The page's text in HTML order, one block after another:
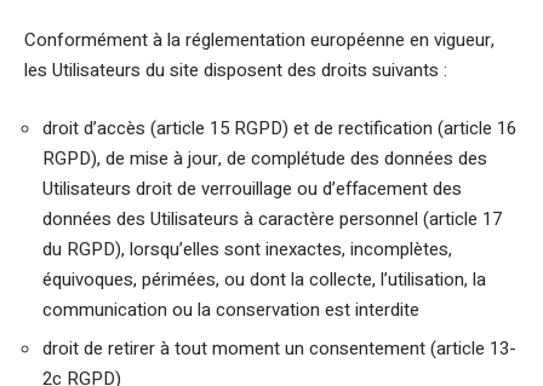
Conformément à la réglementation européenne en vigueur,
les Utilisateurs du site disposent des droits suivants :
droit d’accès (article 15 RGPD) et de rectification (article 16
RGPD), de mise à jour, de complétude des données des
Utilisateurs droit de verrouillage ou d’effacement des
données des Utilisateurs à caractère personnel (article 17
du RGPD), lorsqu’elles sont inexactes, incomplètes,
équivoques, périmées, ou dont la collecte, l’utilisation, la
communication ou la conservation est interdite
droit de retirer à tout moment un consentement (article 13-
2c RGPD)